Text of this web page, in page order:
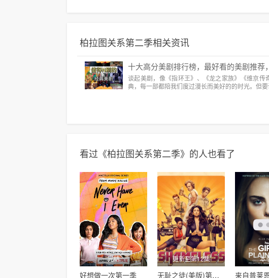
柏拉图关系第二季相关资讯
十大高分美剧排行榜，最好看的美剧推荐
谈起美剧，像《指环王》、《龙之家族》《维京
典，每一部都陪我们度过漫长而美好的的时光。但
看过《柏拉图关系第二季》的人也看了
完结
好想做一次第一季
更新至第12集
无耻之徒(美版)第一季
本